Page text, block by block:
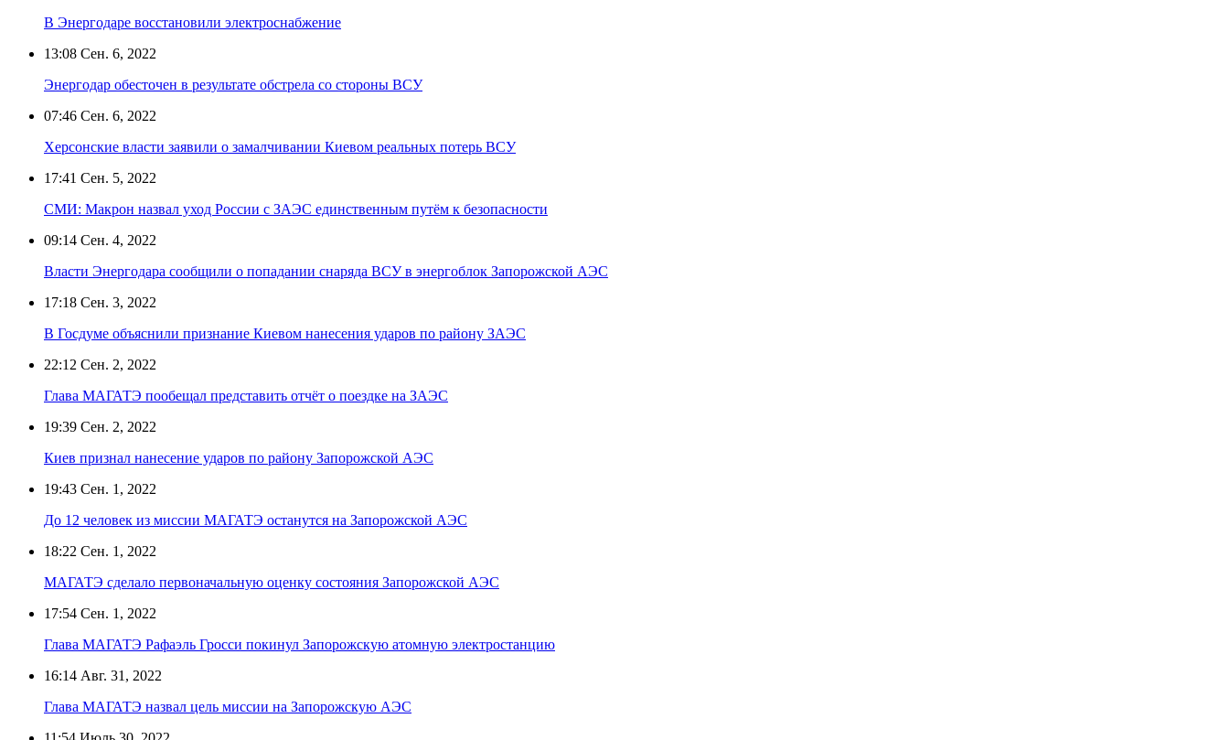
В Энергодаре восстановили электроснабжение
13:08 Сен. 6, 2022
Энергодар обесточен в результате обстрела со стороны ВСУ
07:46 Сен. 6, 2022
Херсонские власти заявили о замалчивании Киевом реальных потерь ВСУ
17:41 Сен. 5, 2022
СМИ: Макрон назвал уход России с ЗАЭС единственным путём к безопасности
09:14 Сен. 4, 2022
Власти Энергодара сообщили о попадании снаряда ВСУ в энергоблок Запорожской АЭС
17:18 Сен. 3, 2022
В Госдуме объяснили признание Киевом нанесения ударов по району ЗАЭС
22:12 Сен. 2, 2022
Глава МАГАТЭ пообещал представить отчёт о поездке на ЗАЭС
19:39 Сен. 2, 2022
Киев признал нанесение ударов по району Запорожской АЭС
19:43 Сен. 1, 2022
До 12 человек из миссии МАГАТЭ останутся на Запорожской АЭС
18:22 Сен. 1, 2022
МАГАТЭ сделало первоначальную оценку состояния Запорожской АЭС
17:54 Сен. 1, 2022
Глава МАГАТЭ Рафаэль Гросси покинул Запорожскую атомную электростанцию
16:14 Авг. 31, 2022
Глава МАГАТЭ назвал цель миссии на Запорожскую АЭС